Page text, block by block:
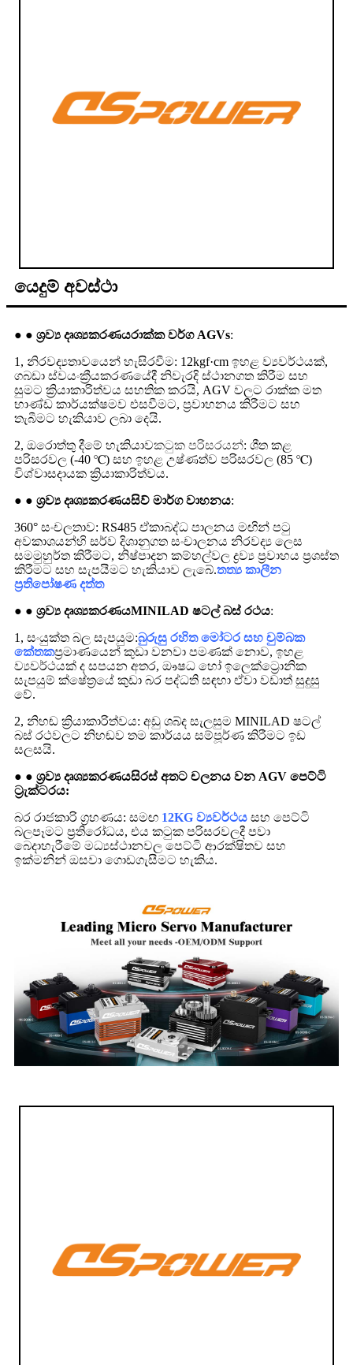
යෙදුම් අවස්ථා
● ● ශ්‍රව්‍ය දෘශ්‍යකරණයරාක්ක වර්ග AGVs:
1, නිරවද්‍යතාවයෙන් හැසිරවීම: 12kgf·cm ඉහළ ව්‍යවර්ථයක්,
ගබඩා ස්වයංක්‍රීයකරණයේදී නිවැරදි ස්ථානගත කිරීම සහ
සුමට ක්‍රියාකාරිත්වය සහතික කරයි, AGV වලට රාක්ක මත
භාණ්ඩ කාර්යක්ෂමව එසවීමට, ප්‍රවාහනය කිරීමට සහ
තැබීමට හැකියාව ලබා දෙයි.
2, ඔරොත්තු දීමේ හැකියාවකටුක පරිසරයන්: ශීත කළ
පරිසරවල (-40 ℃) සහ ඉහළ උෂ්ණත්ව පරිසරවල (85 ℃)
විශ්වාසදායක ක්‍රියාකාරිත්වය.
● ● ශ්‍රව්‍ය දෘශ්‍යකරණයසිව් මාර්ග වාහනය:
360° සංචලතාව: RS485 ඒකාබද්ධ පාලනය මඟින් පටු
අවකාශයන්හි සර්ව දිශානුගත සංචාලනය නිරවද්‍ය ලෙස
සමමුහුර්ත කිරීමට, නිෂ්පාදන කම්හල්වල ද්‍රව්‍ය ප්‍රවාහය ප්‍රශස්ත
කිරීමට සහ සැපයීමට හැකියාව ලැබේ.තත්‍ය කාලීන
ප්‍රතිපෝෂණ දත්ත
● ● ශ්‍රව්‍ය දෘශ්‍යකරණයMINILAD ෂටල් බස් රථය:
1, සංයුක්ත බල සැපයුම:බුරුසු රහිත මෝටර සහ චුම්බක
කේතකප්‍රමාණයෙන් කුඩා වනවා පමණක් නොව, ඉහළ
ව්‍යවර්ථයක් ද සපයන අතර, ඖෂධ හෝ ඉලෙක්ට්‍රොනික
සැපයුම් ක්ෂේත්‍රයේ කුඩා බර පද්ධති සඳහා ඒවා වඩාත් සුදුසු
වේ.
2, නිහඬ ක්‍රියාකාරිත්වය: අඩු ශබ්ද සැලසුම MINILAD ෂටල්
බස් රථවලට නිහඬව තම කාර්යය සම්පූර්ණ කිරීමට ඉඩ
සලසයි.
● ● ශ්‍රව්‍ය දෘශ්‍යකරණයසිරස් අතට චලනය වන AGV පෙට්ටි
ට්‍රැක්ටරය:
බර රාජකාරි ග්‍රහණය: සමඟ 12KG ව්‍යවර්ථය සහ පෙට්ටි
බලපෑමට ප්‍රතිරෝධය, එය කටුක පරිසරවලදී පවා
බෙදාහැරීමේ මධ්‍යස්ථානවල පෙට්ටි ආරක්ෂිතව සහ
ඉක්මනින් ඔසවා ගොඩගැසීමට හැකිය.